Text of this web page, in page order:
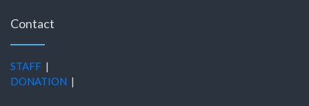
Contact
STAFF |
DONATION |